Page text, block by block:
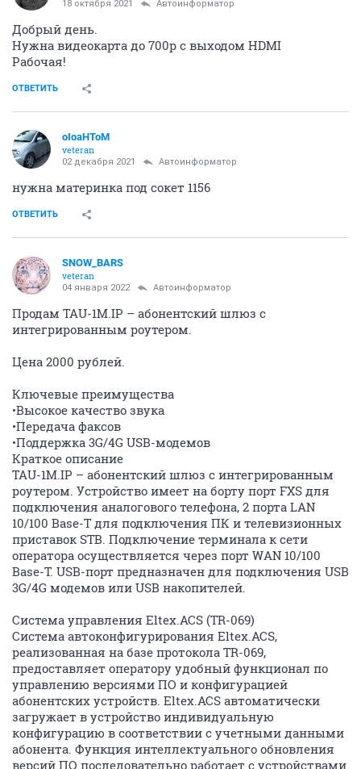
18 октября 2021 Автоинформатор
Добрый день.
Нужна видеокарта до 700р с выходом HDMI
Рабочая!
ОТВЕТИТЬ
oIoaHToM
veteran
02 декабря 2021 Автоинформатор
нужна материнка под сокет 1156
ОТВЕТИТЬ
SNOW_BARS
veteran
04 января 2022 Автоинформатор
Продам TAU-1М.IP – абонентский шлюз с
интегрированным роутером.
Цена 2000 рублей.
Ключевые преимущества
•Высокое качество звука
•Передача факсов
•Поддержка 3G/4G USB-модемов
Краткое описание
TAU-1М.IP – абонентский шлюз с интегрированным
роутером. Устройство имеет на борту порт FXS для
подключения аналогового телефона, 2 порта LAN
10/100 Base-T для подключения ПК и телевизионных
приставок STB. Подключение терминала к сети
оператора осуществляется через порт WAN 10/100
Base-T. USB-порт предназначен для подключения USB
3G/4G модемов или USB накопителей.
Система управления Eltex.ACS (TR-069)
Система автоконфигурирования Eltex.ACS,
реализованная на базе протокола TR-069,
предоставляет оператору удобный функционал по
управлению версиями ПО и конфигурацией
абонентских устройств. Eltex.ACS автоматически
загружает в устройство индивидуальную
конфигурацию в соответствии с учетными данными
абонента. Функция интеллектуального обновления
версий ПО последовательно работает с устройствами